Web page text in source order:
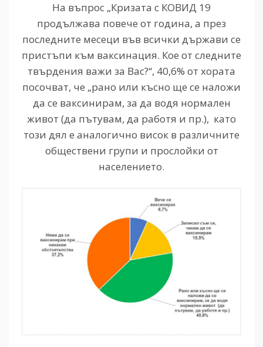
На въпрос „Кризата с КОВИД 19
продължава повече от година, а през
последните месеци във всички държави се
пристъпи към ваксинация. Кое от следните
твърдения важи за Вас?“, 40,6% от хората
посочват, че „рано или късно ще се наложи
да се ваксинирам, за да водя нормален
живот (да пътувам, да работя и пр.), като
този дял е аналогично висок в различните
обществени групи и прослойки от
населението.